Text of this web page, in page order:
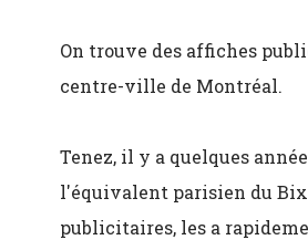
On trouve des affiches
centre-ville de Montréal.
Tenez, il y a quelques
l'équivalent parisien du
publicitaires, les a